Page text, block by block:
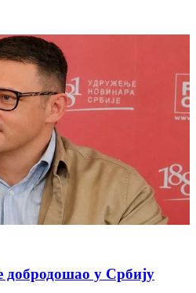
добродошао у Србију